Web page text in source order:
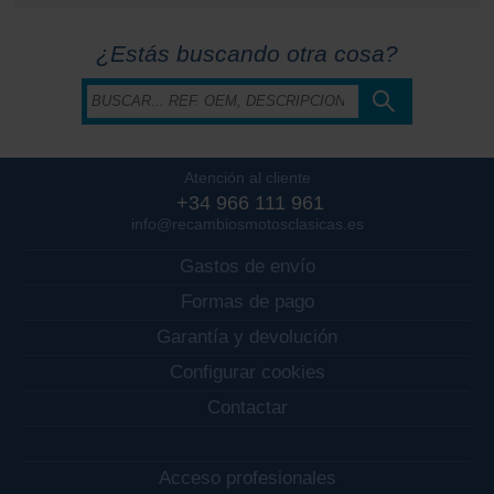
¿Estás buscando otra cosa?
Atención al cliente
+34 966 111 961
info@recambiosmotosclasicas.es
Gastos de envío
Formas de pago
Garantía y devolución
Configurar cookies
Contactar
Acceso profesionales